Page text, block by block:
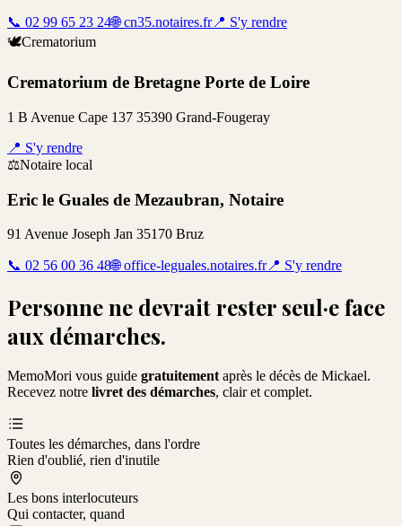
📞 02 99 65 23 24🌐 cn35.notaires.fr📍 S'y rendre
🕊️Crematorium
Crematorium de Bretagne Porte de Loire
1 B Avenue Cape 137 35390 Grand-Fougeray
📍 S'y rendre
⚖️Notaire local
Eric le Guales de Mezaubran, Notaire
91 Avenue Joseph Jan 35170 Bruz
📞 02 56 00 36 48🌐 office-leguales.notaires.fr📍 S'y rendre
Personne ne devrait rester seul·e face
aux démarches.
MemoMori vous guide gratuitement après le décès de Mickael.
Recevez notre livret des démarches, clair et complet.
Toutes les démarches, dans l'ordre
Rien d'oublié, rien d'inutile
Les bons interlocuteurs
Qui contacter, quand